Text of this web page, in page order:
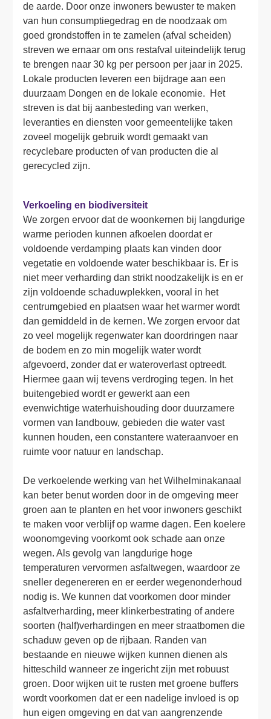
de aarde. Door onze inwoners bewuster te maken
van hun consumptiegedrag en de noodzaak om
goed grondstoffen in te zamelen (afval scheiden)
streven we ernaar om ons restafval uiteindelijk terug
te brengen naar 30 kg per persoon per jaar in 2025.
Lokale producten leveren een bijdrage aan een
duurzaam Dongen en de lokale economie.  Het
streven is dat bij aanbesteding van werken,
leveranties en diensten voor gemeentelijke taken
zoveel mogelijk gebruik wordt gemaakt van
recyclebare producten of van producten die al
gerecycled zijn.
Verkoeling en biodiversiteit
We zorgen ervoor dat de woonkernen bij langdurige
warme perioden kunnen afkoelen doordat er
voldoende verdamping plaats kan vinden door
vegetatie en voldoende water beschikbaar is. Er is
niet meer verharding dan strikt noodzakelijk is en er
zijn voldoende schaduwplekken, vooral in het
centrumgebied en plaatsen waar het warmer wordt
dan gemiddeld in de kernen. We zorgen ervoor dat
zo veel mogelijk regenwater kan doordringen naar
de bodem en zo min mogelijk water wordt
afgevoerd, zonder dat er wateroverlast optreedt.
Hiermee gaan wij tevens verdroging tegen. In het
buitengebied wordt er gewerkt aan een
evenwichtige waterhuishouding door duurzamere
vormen van landbouw, gebieden die water vast
kunnen houden, een constantere wateraanvoer en
ruimte voor natuur en landschap.
De verkoelende werking van het Wilhelminakanaal
kan beter benut worden door in de omgeving meer
groen aan te planten en het voor inwoners geschikt
te maken voor verblijf op warme dagen. Een koelere
woonomgeving voorkomt ook schade aan onze
wegen. Als gevolg van langdurige hoge
temperaturen vervormen asfaltwegen, waardoor ze
sneller degenereren en er eerder wegenonderhoud
nodig is. We kunnen dat voorkomen door minder
asfaltverharding, meer klinkerbestrating of andere
soorten (half)verhardingen en meer straatbomen die
schaduw geven op de rijbaan. Randen van
bestaande en nieuwe wijken kunnen dienen als
hitteschild wanneer ze ingericht zijn met robuust
groen. Door wijken uit te rusten met groene buffers
wordt voorkomen dat er een nadelige invloed is op
hun eigen omgeving en dat van aangrenzende